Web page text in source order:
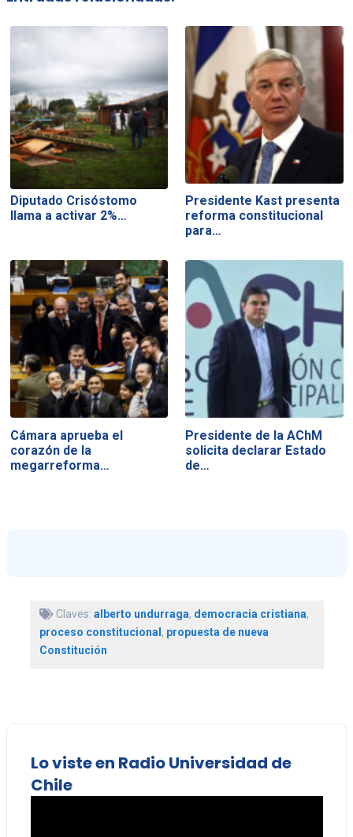
Diputado Crisóstomo
llama a activar 2%…
Presidente Kast presenta
reforma constitucional
para…
Cámara aprueba el
corazón de la
megarreforma…
Presidente de la AChM
solicita declarar Estado
de…
Claves: alberto undurraga, democracia cristiana,
proceso constitucional , propuesta de nueva
Constitución
Lo viste en Radio Universidad de
Chile